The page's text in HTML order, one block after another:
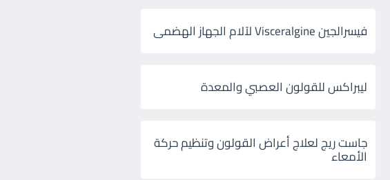
فيسرالجين Visceralgine لآلام الجهاز الهضمى
ليبراكس للقولون العصبي والمعدة
جاست ريج لعلاج أعراض القولون وتنظيم حركة
الأمعاء